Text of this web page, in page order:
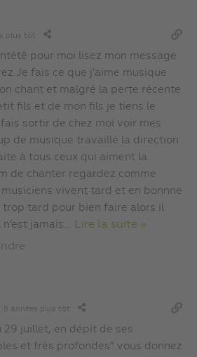
plus tôt
pour moi lisez mon message
fais ce que j’aime musique
chant et malgré la perte récente
fils et de mon fils je tiens le
fais sortir de chez moi voir mes
de musique travaillé la direction
à tous ceux qui aiment la
de chanter regardez comme
vivent tard et en bonnne
trop tard pour bien faire alors il
jamais… Lire la suite »
8 années plus tôt
29 juillet, en dépit de ses
et très profondes” vous donnez